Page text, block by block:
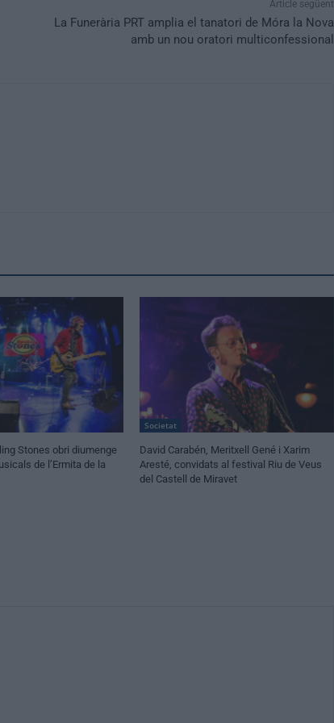
Article següent
La Funerària PRT amplia el tanatori de Móra la Nova
amb un nou oratori multiconfessional
Stones obri diumenge
de l’Ermita de la
Societat
David Carabén, Meritxell Gené i Xarim
Aresté, convidats al festival Riu de Veus
del Castell de Miravet